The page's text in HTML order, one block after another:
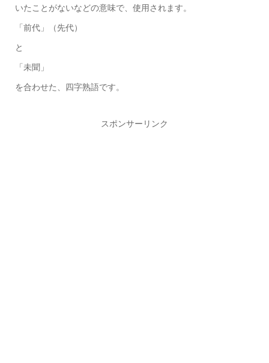
いたことがないなどの意味で、使用されます。
「前代」（先代）
と
「未聞」
を合わせた、四字熟語です。
スポンサーリンク